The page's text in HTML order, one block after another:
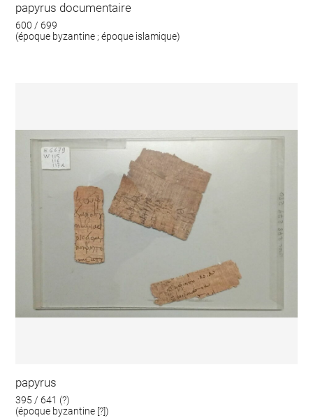
papyrus documentaire
600 / 699
(époque byzantine ; époque islamique)
papyrus
395 / 641 (?)
(époque byzantine [?])